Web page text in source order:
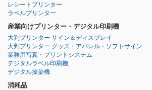
レシートプリンター
ラベルプリンター
産業向けプリンター・デジタル印刷機
大判プリンター サイン＆ディスプレイ
大判プリンター グッズ・アパレル・ソフトサイン
業務用写真・プリントシステム
デジタルラベル印刷機
デジタル捺染機
消耗品